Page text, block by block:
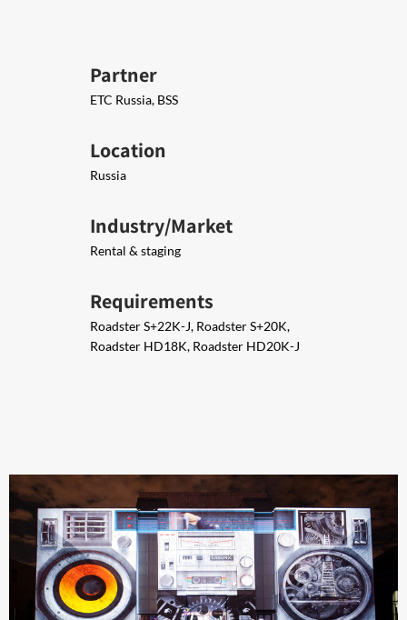
Partner
ETC Russia, BSS
Location
Russia
Industry/Market
Rental & staging
Requirements
Roadster S+22K-J, Roadster S+20K,
Roadster HD18K, Roadster HD20K-J